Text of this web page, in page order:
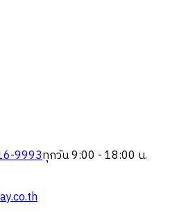
9993ทุกวัน 9:00 - 18:00 น.